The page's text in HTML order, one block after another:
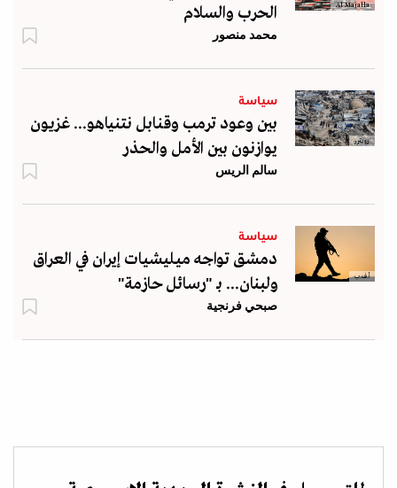
Al Majalla
الحرب والسلام
محمد منصور
رويترز
سياسة
بين وعود ترمب وقنابل نتنياهو... غزيون
يوازنون بين الأمل والحذر
سالم الريس
أ.ف.ب
سياسة
دمشق تواجه ميليشيات إيران في العراق
ولبنان... بـ "رسائل حازمة"
صبحي فرنجية